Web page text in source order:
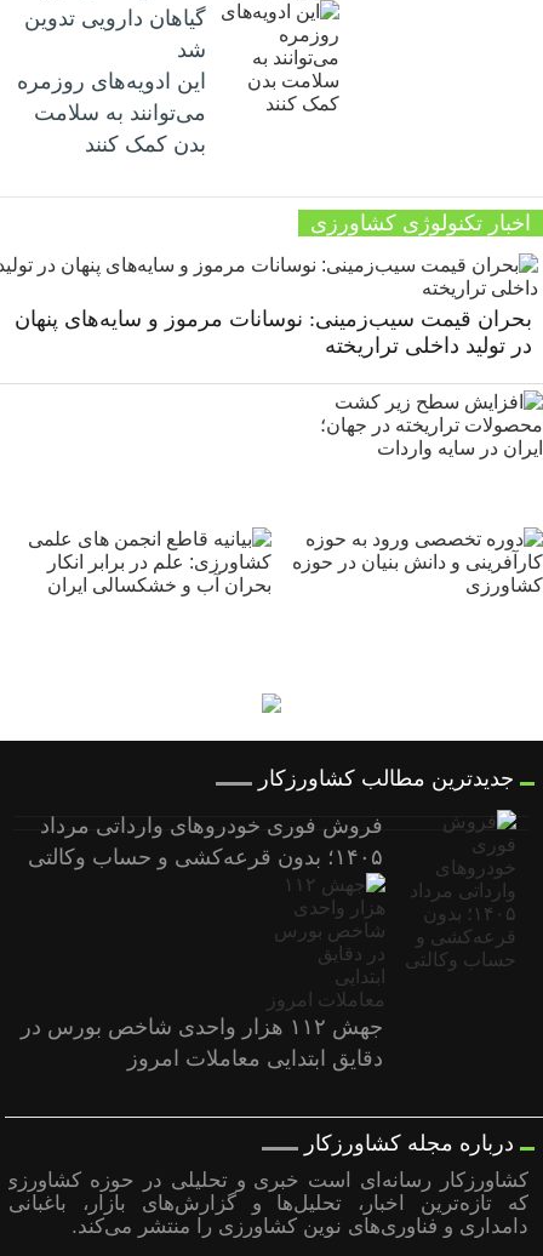
گیاهان دارویی تدوین
شد
این ادویه‌های روزمره
می‌توانند به سلامت
بدن کمک کنند
اخبار تکنولوژی کشاورزی
بحران قیمت سیب‌زمینی: نوسانات مرموز و سایه‌های پنهان
در تولید داخلی تراریخته
جدیدترین مطالب کشاورزکار
فروش فوری خودروهای وارداتی مرداد
۱۴۰۵؛ بدون قرعه‌کشی و حساب وکالتی
جهش ۱۱۲ هزار واحدی شاخص بورس در
دقایق ابتدایی معاملات امروز
درباره مجله کشاورزکار
کشاورزکار رسانه‌ای است خبری و تحلیلی در حوزه کشاورزی
که تازه‌ترین اخبار، تحلیل‌ها و گزارش‌های بازار، باغبانی،
دامداری و فناوری‌های نوین کشاورزی را منتشر می‌کند.